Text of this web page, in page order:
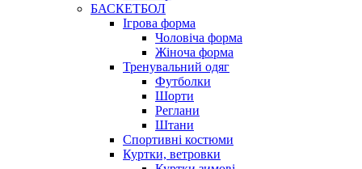
БАСКЕТБОЛ
Ігрова форма
Чоловіча форма
Жіноча форма
Тренувальний одяг
Футболки
Шорти
Реглани
Штани
Спортивні костюми
Куртки, ветровки